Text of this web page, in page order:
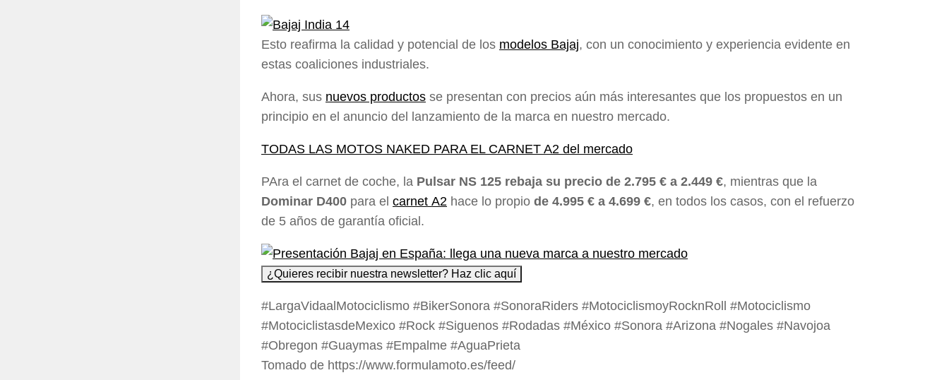
Esto reafirma la calidad y potencial de los modelos Bajaj, con un conocimiento y experiencia evidente en
estas coaliciones industriales.
Ahora, sus nuevos productos se presentan con precios aún más interesantes que los propuestos en un
principio en el anuncio del lanzamiento de la marca en nuestro mercado.
TODAS LAS MOTOS NAKED PARA EL CARNET A2 del mercado
PAra el carnet de coche, la Pulsar NS 125 rebaja su precio de 2.795 € a 2.449 €, mientras que la
Dominar D400 para el carnet A2 hace lo propio de 4.995 € a 4.699 €, en todos los casos, con el refuerzo
de 5 años de garantía oficial.
¿Quieres recibir nuestra newsletter? Haz clic aquí
#LargaVidaalMotociclismo #BikerSonora #SonoraRiders #MotociclismoyRocknRoll #Motociclismo
#MotociclistasdeMexico #Rock #Siguenos #Rodadas #México #Sonora #Arizona #Nogales #Navojoa
#Obregon #Guaymas #Empalme #AguaPrieta
Tomado de https://www.formulamoto.es/feed/